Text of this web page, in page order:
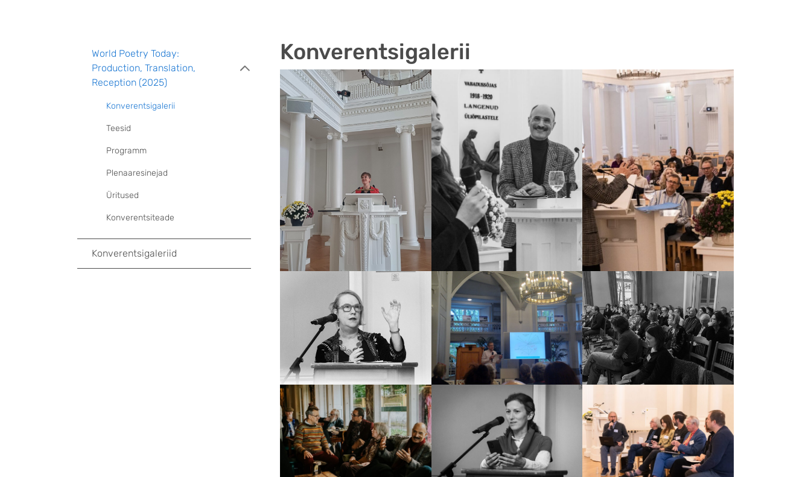
Konverentsigalerii
World Poetry Today:
Production, Translation,
Reception (2025)
Konverentsigalerii
Teesid
Programm
Plenaaresinejad
Üritused
Konverentsiteade
Konverentsigaleriid